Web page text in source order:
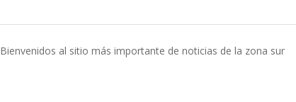
Bienvenidos al sitio más importante de noticias de la zona sur